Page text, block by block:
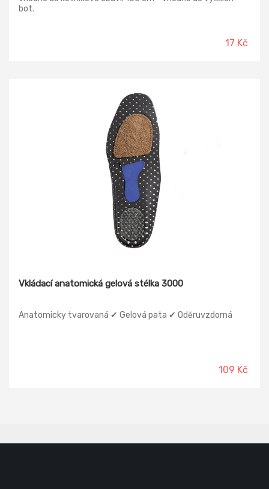
bot.
17 Kč
Vkládací anatomická gelová stélka 3000
Anatomicky tvarovaná ✔ Gelová pata ✔ Oděruvzdorná
109 Kč